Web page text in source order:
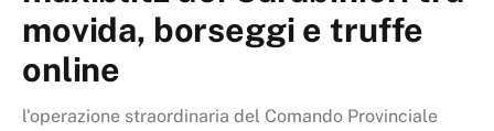
movida, borseggi e truffe
online
l'operazione straordinaria del Comando Provinciale